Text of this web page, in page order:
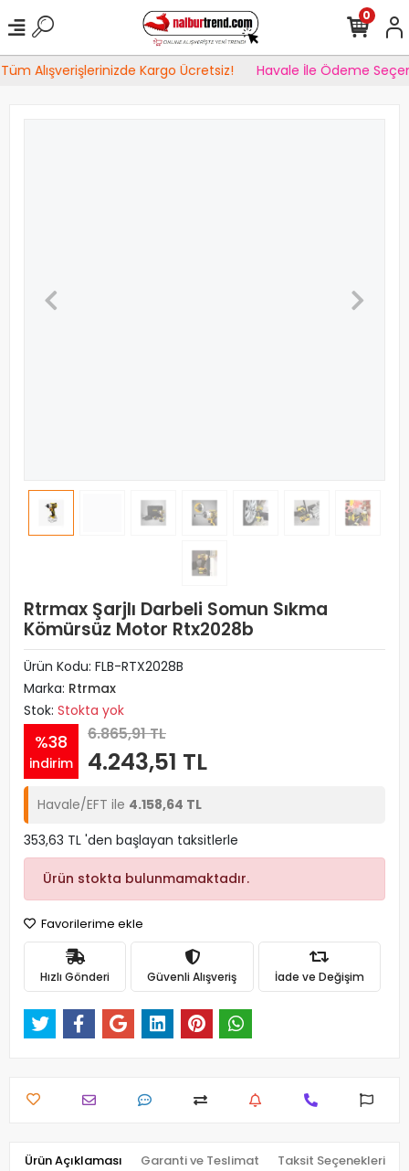
Alışverişlerinizde Kargo Ücretsiz! Havale İle Ödeme
0
Rtrmax Şarjlı Darbeli Somun Sıkma
Kömürsüz Motor Rtx2028b
Ürün Kodu: FLB-RTX2028B
Marka: Rtrmax
Stok: Stokta yok
%38
indirim
6.865,91 TL
4.243,51 TL
Havale/EFT ile 4.158,64 TL
353,63 TL 'den başlayan taksitlerle
Ürün stokta bulunmamaktadır.
Favorilerime ekle
Hızlı Gönderi Güvenli Alışveriş İade ve Değişim
Ürün Açıklaması Garanti ve Teslimat Taksit Seçenekleri